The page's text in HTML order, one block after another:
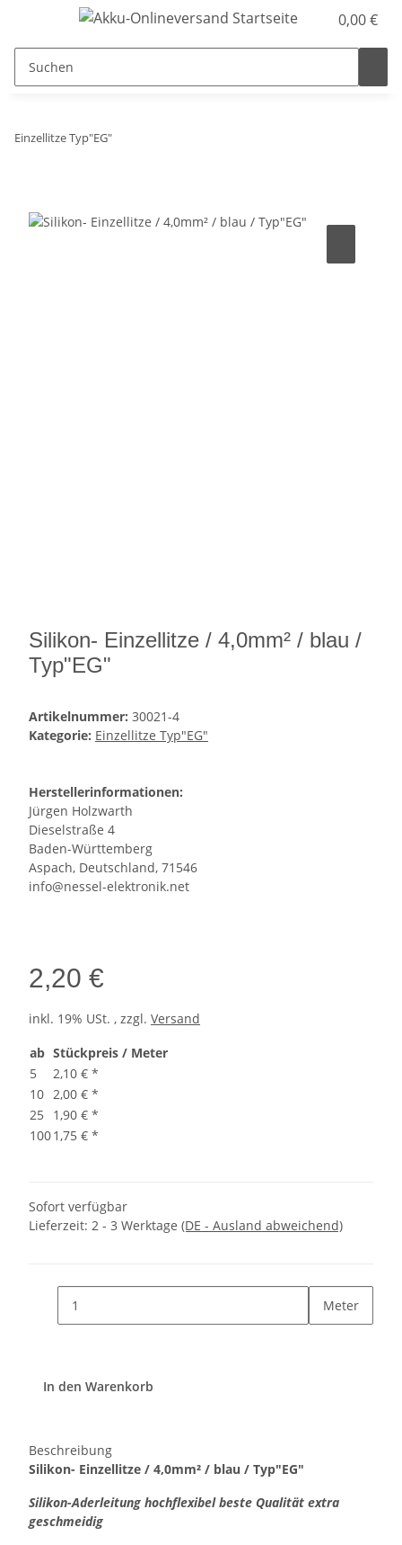
0,00 €
Einzellitze Typ"EG"
Silikon- Einzellitze / 4,0mm² / blau /
Typ"EG"
Artikelnummer: 30021-4
Kategorie: Einzellitze Typ"EG"
Herstellerinformationen:
Jürgen Holzwarth
Dieselstraße 4
Baden-Württemberg
Aspach, Deutschland, 71546
info@nessel-elektronik.net
2,20 €
inkl. 19% USt. , zzgl. Versand
ab Stückpreis / Meter
5
2,10 € *
10 2,00 € *
25
1,90 € *
1001,75 € *
Sofort verfügbar
Lieferzeit: 2 - 3 Werktage (DE - Ausland abweichend)
Meter
In den Warenkorb
Beschreibung
Silikon- Einzellitze / 4,0mm² / blau / Typ"EG"
Silikon-Aderleitung hochflexibel beste Qualität extra
geschmeidig